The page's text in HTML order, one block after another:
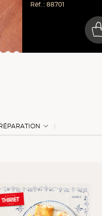
Réf. : 88701
0